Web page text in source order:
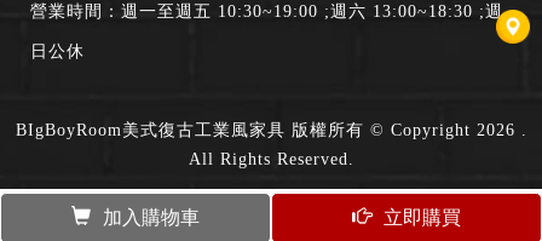
加入購物車 立即購買
營業時間：週一至週五 10:30~19:00 ;週六 13:00~18:30 ;週
日公休
BIgBoyRoom美式復古工業風家具 版權所有 © Copyright 2026 .
All Rights Reserved.